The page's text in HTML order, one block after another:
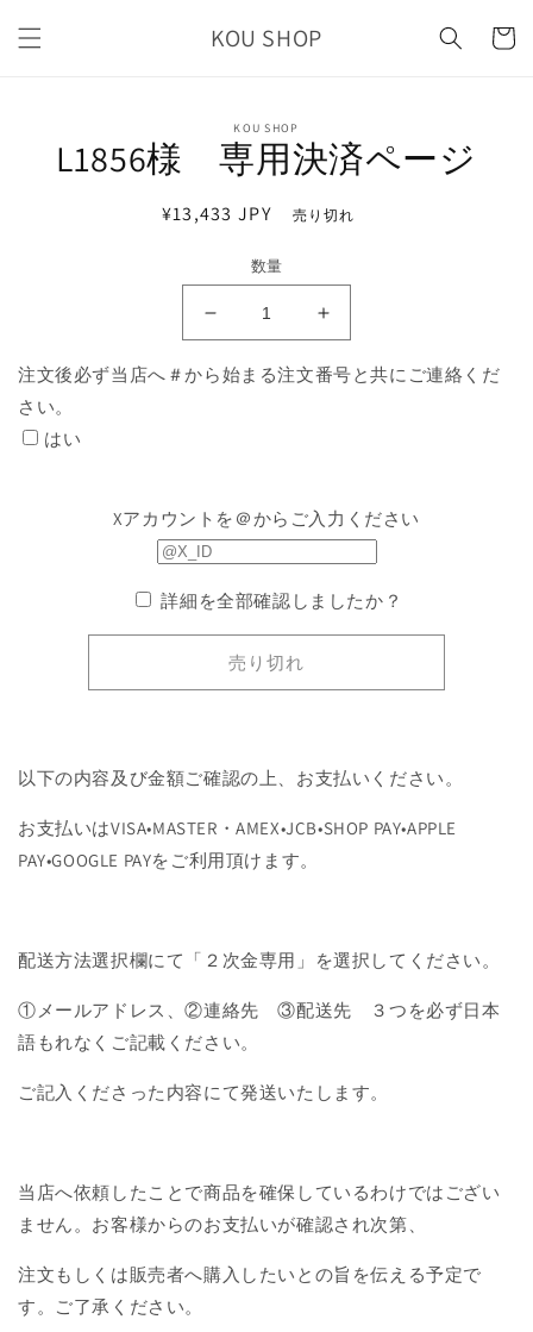
ンツに
進む
KOU SHOP
ー
キップ
KOU SHOP
L1856様 専用決済ページ
通
¥13,433 JPY 売り切れ
数量
L1856
専
ー
ジ
数
量
を
減
L1856
専
ー
数
量
増
注文後必ず当店へ＃から始まる注文番号と共にご連絡くだ
さい。
はい
Xアカウントを＠からご入力ください
詳細を全部確認しましたか？
売り切れ
以下の内容及び金額ご確認の上、お支払いください。
お支払いはVISA•MASTER・AMEX•JCB•SHOP PAY•APPLE
PAY•GOOGLE PAYをご利用頂けます。
配送方法選択欄にて「２次金専用」を選択してください。
①メールアドレス、②連絡先 ③配送先 ３つを必ず日本
語もれなくご記載ください。
ご記入くださった内容にて発送いたします。
当店へ依頼したことで商品を確保しているわけではござい
ません。お客様からのお支払いが確認され次第、
注文もしくは販売者へ購入したいとの旨を伝える予定で
す。ご了承ください。